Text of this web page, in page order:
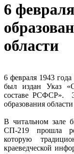
6
области
6 февраля 1943
был издан Указ
составе РСФСР».
образования
В читальном зале
СП-219 прошла
которую
краеведческой